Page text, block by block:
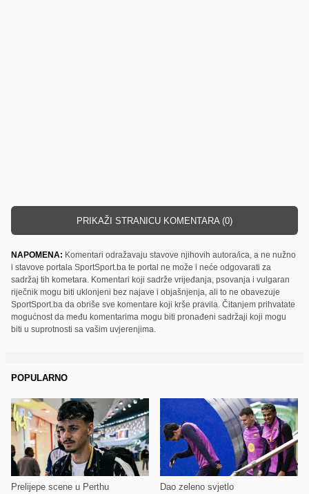
PRIKAŽI STRANICU KOMENTARA (0)
NAPOMENA: Komentari odražavaju stavove njihovih autora/ica, a ne nužno
i stavove portala SportSport.ba te portal ne može i neće odgovarati za
sadržaj tih kometara. Komentari koji sadrže vrijeđanja, psovanja i vulgaran
riječnik mogu biti uklonjeni bez najave i objašnjenja, ali to ne obavezuje
SportSport.ba da obriše sve komentare koji krše pravila. Čitanjem prihvatate
mogućnost da među komentarima mogu biti pronađeni sadržaji koji mogu
biti u suprotnosti sa vašim uvjerenjima.
POPULARNO
Prelijepe scene u Perthu Dao zeleno svjetlo